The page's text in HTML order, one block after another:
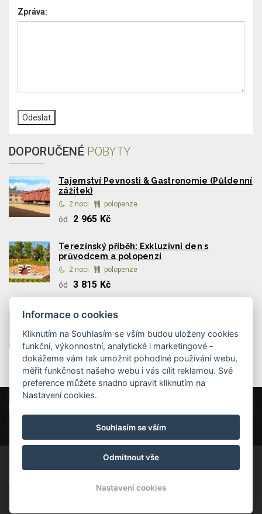
Zpráva:
DOPORUČENÉ POBYTY
Tajemství Pevnosti & Gastronomie (Půldenní
zážitek)
2 noci polopenze
ód 2 965 Kč
Terezínský příběh: Exkluzivní den s
průvodcem a polopenzí
2 noci polopenze
ód 3 815 Kč
Tajemství terezínského podzemí s
polopenzí
2 - 6 nocí polopenze
+420 775 885 990
Informace o cookies
Kliknutím na Souhlasím se vším budou uloženy cookies
funkční, výkonnostní, analytické i marketingové -
dokážeme vám tak umožnit pohodlné používání webu,
měřit funkčnost našeho webu i vás cílit reklamou. Své
preference můžete snadno upravit kliknutím na
Nastavení cookies.
Souhlasím se vším
Odmítnout vše
Nastavení cookies